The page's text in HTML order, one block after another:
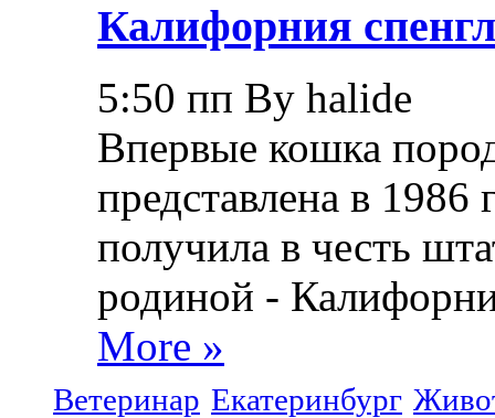
Калифорния
5:50 пп By halide
Впервые кошка
представлена в 1986
получила в честь
родиной -
More »
Ветеринар Екатеринбург